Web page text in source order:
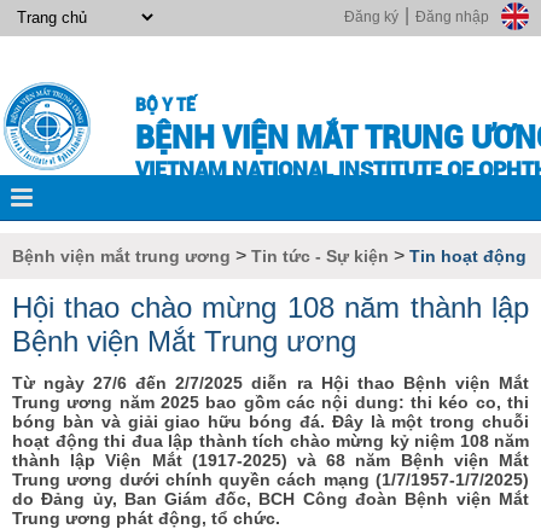
Đăng nhập
Đăng ký
BỘ Y TẾ
BỆNH VIỆN MẮT TRUNG
VIETNAM NATIONAL INSTITUTE OF
Bệnh viện mắt trung ương > Tin tức - Sự kiện > Tin hoạt động
Hội thao chào mừng 108 năm thành lập
Bệnh viện Mắt Trung ương
Từ ngày 27/6 đến 2/7/2025 diễn ra Hội thao Bệnh viện Mắt
Trung ương năm 2025 bao gồm các nội dung: thi kéo co, thi
bóng bàn và giải giao hữu bóng đá. Đây là một trong chuỗi
hoạt động thi đua lập thành tích chào mừng kỷ niệm 108 năm
thành lập Viện Mắt (1917-2025) và 68 năm Bệnh viện Mắt
Trung ương dưới chính quyền cách mạng (1/7/1957-1/7/2025)
do Đảng ủy, Ban Giám đốc, BCH Công đoàn Bệnh viện Mắt
Trung ương phát động, tổ chức.